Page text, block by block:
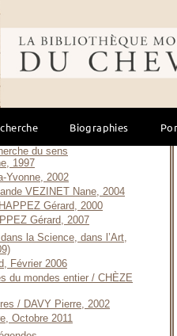
Biographies
/ AMOREUX Pierre-Joseph,
& tres-puissant Prince le
S. D. [1549]
/ Anonyme, S. D. [1890]
d’or / APULÉE Luce, M. DC.
homme de
SELF Margaret, 1945
du sens
1997
Yvonne, 2002
VEZINET Nane, 2004
Gérard, 2000
Gérard, 2007
la Science, dans l’Art,
Février 2006
du mondes entier / CHÈZE
/ DAVY Pierre, 2002
Octobre 2011